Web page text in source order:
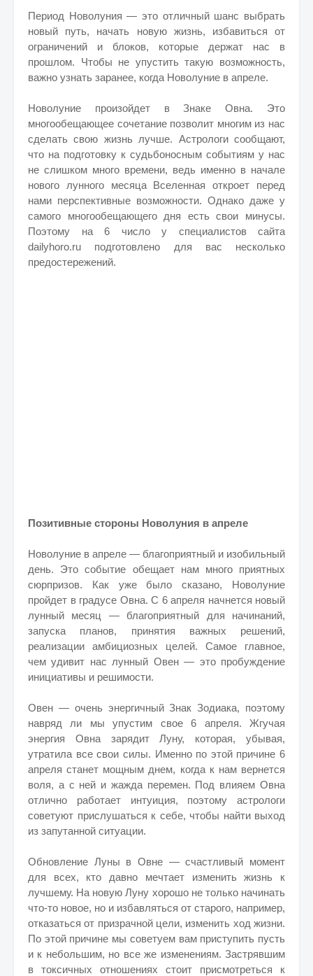
Период Новолуния — это отличный шанс выбрать
новый путь, начать новую жизнь, избавиться от
ограничений и блоков, которые держат нас в
прошлом. Чтобы не упустить такую возможность,
важно узнать заранее, когда Новолуние в апреле.
Новолуние произойдет в Знаке Овна. Это
многообещающее сочетание позволит многим из нас
сделать свою жизнь лучше. Астрологи сообщают,
что на подготовку к судьбоносным событиям у нас
не слишком много времени, ведь именно в начале
нового лунного месяца Вселенная откроет перед
нами перспективные возможности. Однако даже у
самого многообещающего дня есть свои минусы.
Поэтому на 6 число у специалистов сайта
dailyhoro.ru подготовлено для вас несколько
предостережений.
Позитивные стороны Новолуния в апреле
Новолуние в апреле — благоприятный и изобильный
день. Это событие обещает нам много приятных
сюрпризов. Как уже было сказано, Новолуние
пройдет в градусе Овна. С 6 апреля начнется новый
лунный месяц — благоприятный для начинаний,
запуска планов, принятия важных решений,
реализации амбициозных целей. Самое главное,
чем удивит нас лунный Овен — это пробуждение
инициативы и решимости.
Овен — очень энергичный Знак Зодиака, поэтому
навряд ли мы упустим свое 6 апреля. Жгучая
энергия Овна зарядит Луну, которая, убывая,
утратила все свои силы. Именно по этой причине 6
апреля станет мощным днем, когда к нам вернется
воля, а с ней и жажда перемен. Под влияем Овна
отлично работает интуиция, поэтому астрологи
советуют прислушаться к себе, чтобы найти выход
из запутанной ситуации.
Обновление Луны в Овне — счастливый момент
для всех, кто давно мечтает изменить жизнь к
лучшему. На новую Луну хорошо не только начинать
что-то новое, но и избавляться от старого, например,
отказаться от призрачной цели, изменить ход жизни.
По этой причине мы советуем вам приступить пусть
и к небольшим, но все же изменениям. Застрявшим
в токсичных отношениях стоит присмотреться к